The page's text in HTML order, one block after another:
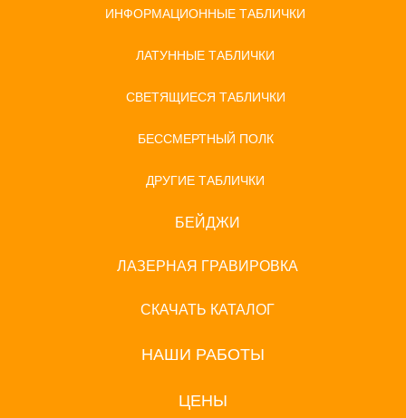
ИНФОРМАЦИОННЫЕ ТАБЛИЧКИ
ЛАТУННЫЕ ТАБЛИЧКИ
СВЕТЯЩИЕСЯ ТАБЛИЧКИ
БЕССМЕРТНЫЙ ПОЛК
ДРУГИЕ ТАБЛИЧКИ
БЕЙДЖИ
ЛАЗЕРНАЯ ГРАВИРОВКА
СКАЧАТЬ КАТАЛОГ
НАШИ РАБОТЫ
ЦЕНЫ